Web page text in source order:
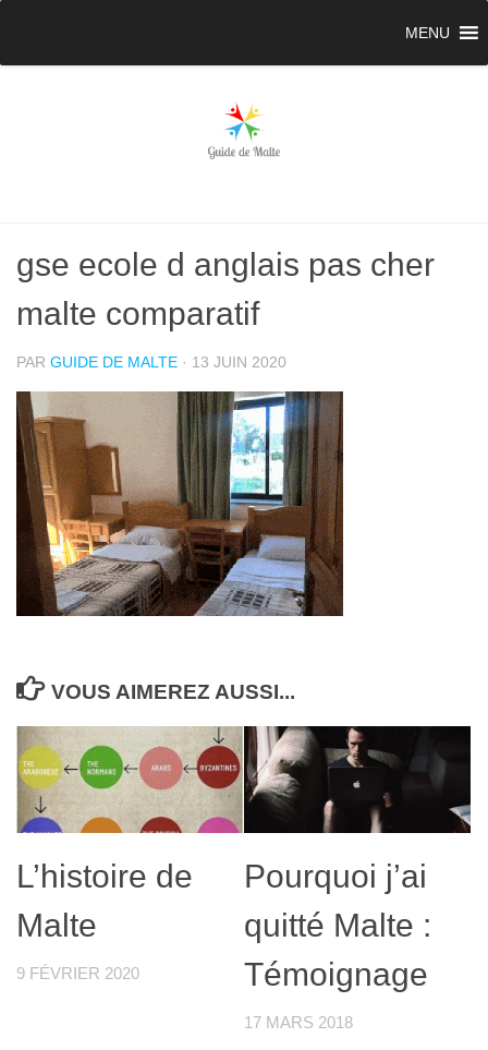
MENU
gse ecole d anglais pas cher
malte comparatif
PAR GUIDE DE MALTE · 13 JUIN 2020
VOUS AIMEREZ AUSSI...
L’histoire de
Malte
9 FÉVRIER 2020
Pourquoi j’ai
quitté Malte :
Témoignage
17 MARS 2018